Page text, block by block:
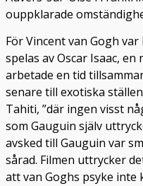
ouppklarade
För Vincent van Gogh
spelas av Oscar Isaac, en
arbetade en tid
senare till exotiska
Tahiti, ”där ingen visst
som Gauguin själv
avsked till Gauguin var
sårad. Filmen uttrycker
att van Goghs psyke inte